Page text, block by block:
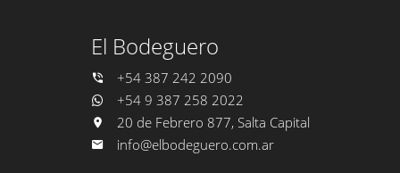
El Bodeguero
+54 387 242 2090
+54 9 387 258 2022
20 de Febrero 877, Salta Capital
info@elbodeguero.com.ar